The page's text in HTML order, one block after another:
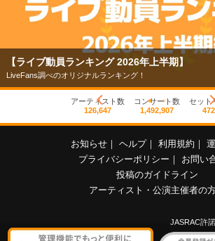
【ライブ動員ランキング 2026年上半期】
LiveFans調べのオリジナルランキング！
アーティスト数
126,647
コンサート数
1,492,907
セット
お知らせ ヘルプ 利用規約
プライバシーポリシー
お問い
投稿のガイドライン
アーティスト・公演主催者の
JASRAC許